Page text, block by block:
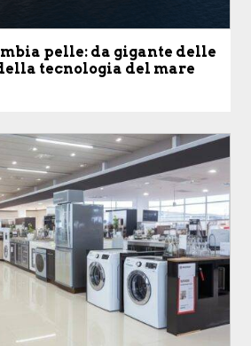
pelle: da gigante delle
tecnologia del mare